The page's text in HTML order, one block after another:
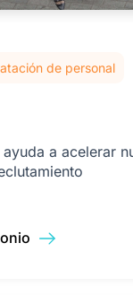
de personal
a acelerar